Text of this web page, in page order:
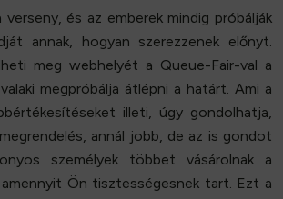
verseny, és az emberek mindig próbálják
annak, hogyan szerezzenek előnyt.
meg webhelyét a Queue-Fair-val a
megpróbálja átlépni a határt. Ami a
illeti, úgy gondolhatja,
annál jobb, de az is gondot
személyek többet vásárolnak a
Ön tisztességesnek tart. Ezt a